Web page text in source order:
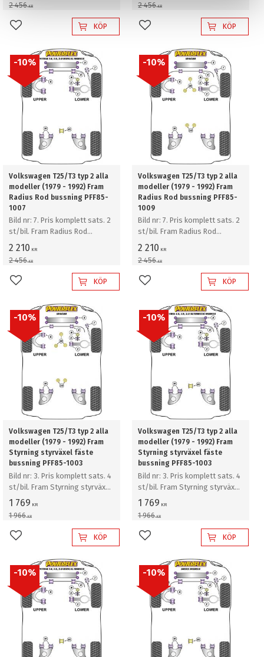
2 456KR
Lägg till i favoriterKÖP
2 456KR
Lägg till i favoriterKÖP
Volkswagen T25/T3 typ 2 alla
modeller (1979 - 1992) Fram
Radius Rod bussning PFF85-
1007
Bild nr: 7. Pris komplett sats. 2
st/bil. Fram Radius Rod
bussning
2 210 KR
2 456KR
10%
Lägg till i favoriterKÖP
Volkswagen T25/T3 typ 2 alla
modeller (1979 - 1992) Fram
Radius Rod bussning PFF85-
1009
Bild nr: 7. Pris komplett sats. 2
st/bil. Fram Radius Rod
bussning
2 210 KR
2 456KR
10%
Lägg till i favoriterKÖP
Volkswagen T25/T3 typ 2 alla
modeller (1979 - 1992) Fram
Styrning styrväxel fäste
bussning PFF85-1003
Bild nr: 3. Pris komplett sats. 4
st/bil. Fram Styrning styrväxel
fäste bussning
1 769 KR
1 966KR
10%
Lägg till i favoriterKÖP
Volkswagen T25/T3 typ 2 alla
modeller (1979 - 1992) Fram
Styrning styrväxel fäste
bussning PFF85-1003
Bild nr: 3. Pris komplett sats. 4
st/bil. Fram Styrning styrväxel
fäste bussning
1 769 KR
1 966KR
10%
Lägg till i favoriterKÖP
10% 10%